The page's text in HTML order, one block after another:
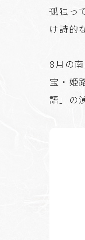
孤独っ
け詩的
8月の
宝・姫
語」の